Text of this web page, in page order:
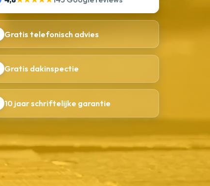
Gratis telefonisch advies
Gratis dakinspectie
10 jaar schriftelijke garantie